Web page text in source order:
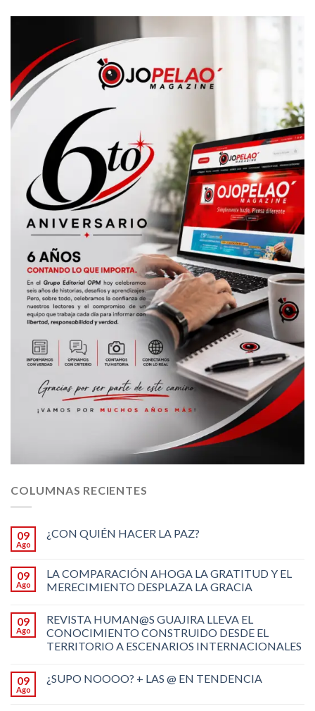
COLUMNAS RECIENTES
09
Ago
¿CON QUIÉN HACER LA PAZ?
09
Ago
LA COMPARACIÓN AHOGA LA GRATITUD Y EL
MERECIMIENTO DESPLAZA LA GRACIA
09
Ago
REVISTA HUMAN@S GUAJIRA LLEVA EL
CONOCIMIENTO CONSTRUIDO DESDE EL
TERRITORIO A ESCENARIOS INTERNACIONALES
09
Ago
¿SUPO NOOOO? + LAS @ EN TENDENCIA